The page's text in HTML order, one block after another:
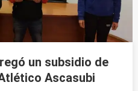
un subsidio de
Ascasubi